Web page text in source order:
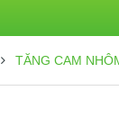
TĂNG CAM